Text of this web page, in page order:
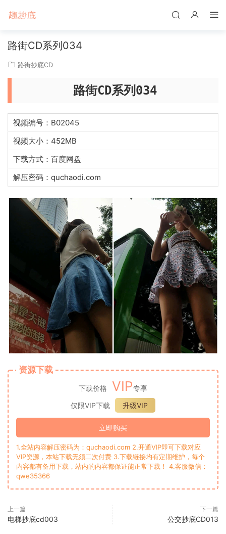
路街CD系列034
路街抄底CD
路街CD系列034
视频编号：B02045
视频大小：452MB
下载方式：百度网盘
解压密码：quchaodi.com
资源下载
下载价格 VIP专享
仅限VIP下载
升级VIP
立即购买
1.全站内容解压密码为：quchaodi.com 2.开通VIP即可下载对应
VIP资源，本站下载无须二次付费 3.下载链接均有定期维护，每个
内容都有备用下载，站内的内容都保证能正常下载！ 4.客服微信：
qwe35366
上一篇
电梯抄底cd003
下一篇
公交抄底CD013